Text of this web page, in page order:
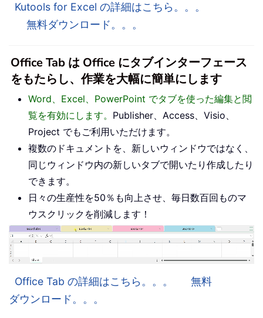
Kutools for Excel の詳細はこちら。。。
無料ダウンロード。。。
Office Tab は Office にタブインターフェース
をもたらし、作業を大幅に簡単にします
Word、Excel、PowerPoint でタブを使った編集と閲
覧を有効にします。 Publisher、Access、Visio、
Project でもご利用いただけます。
複数のドキュメントを、新しいウィンドウではなく、
同じウィンドウ内の新しいタブで開いたり作成したり
できます。
日々の生産性を50％も向上させ、毎日数百回ものマ
ウスクリックを削減します！
Office Tab の詳細はこちら。。。
無料
ダウンロード。。。